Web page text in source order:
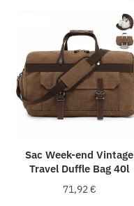
Sac Week-end Vintage
Travel Duffle Bag 40l
71,92 €